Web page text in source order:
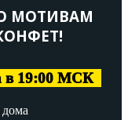
МОТИВАМ
в 19:00 МСК
дома